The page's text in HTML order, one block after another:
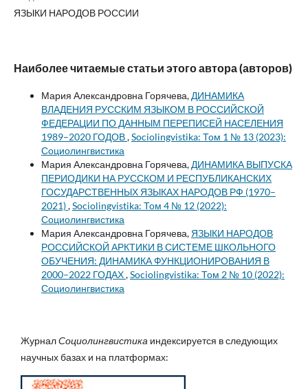
ЯЗЫКИ НАРОДОВ РОССИИ
Наиболее читаемые статьи этого автора (авторов)
Мария Александровна Горячева, ДИНАМИКА
ВЛАДЕНИЯ РУССКИМ ЯЗЫКОМ В РОССИЙСКОЙ
ФЕДЕРАЦИИ ПО ДАННЫМ ПЕРЕПИСЕЙ НАСЕЛЕНИЯ
1989–2020 ГОДОВ,Sociolingvistika: Том 1 № 13 (2023):
Социолингвистика
Мария Александровна Горячева, ДИНАМИКА ВЫПУСКА
ПЕРИОДИКИ НА РУССКОМ И РЕСПУБЛИКАНСКИХ
ГОСУДАРСТВЕННЫХ ЯЗЫКАХ НАРОДОВ РФ (1970–
2021),Sociolingvistika: Том 4 № 12 (2022):
Социолингвистика
Мария Александровна Горячева, ЯЗЫКИ НАРОДОВ
РОССИЙСКОЙ АРКТИКИ В СИСТЕМЕ ШКОЛЬНОГО
ОБУЧЕНИЯ: ДИНАМИКА ФУНКЦИОНИРОВАНИЯ В
2000–2022 ГОДАХ,Sociolingvistika: Том 2 № 10 (2022):
Социолингвистика
ЖурналСоциолингвистика индексируется в следующих
научных базах и на платформах: